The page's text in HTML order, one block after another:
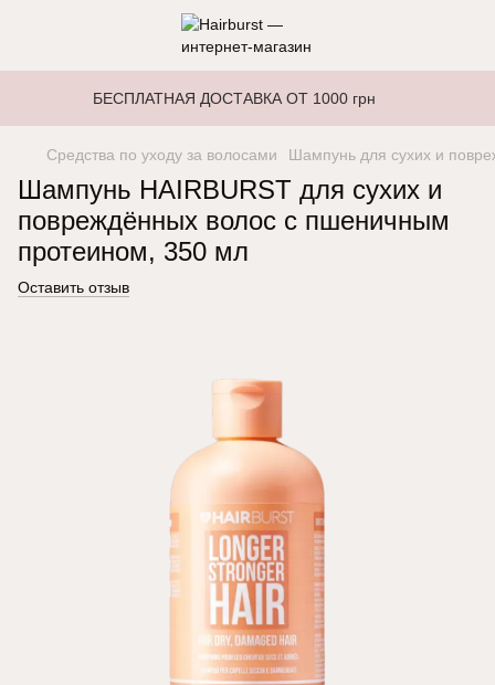
БЕСПЛАТНАЯ ДОСТАВКА ОТ 1000 грн
Средства по уходу за волосами Шампунь для сухих и
Шампунь HAIRBURST для сухих и
повреждённых волос с пшеничным
протеином, 350 мл
Оставить отзыв